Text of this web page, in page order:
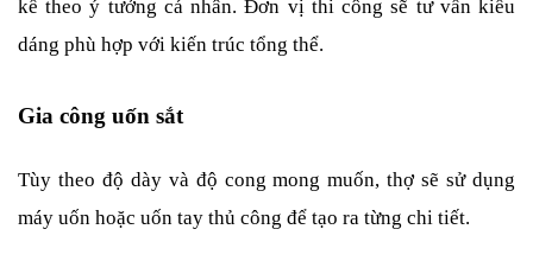
kế theo ý tưởng cá nhân. Đơn vị thi công sẽ tư vấn kiểu
dáng phù hợp với kiến trúc tổng thể.
Gia công uốn sắt
Tùy theo độ dày và độ cong mong muốn, thợ sẽ sử dụng
máy uốn hoặc uốn tay thủ công để tạo ra từng chi tiết.